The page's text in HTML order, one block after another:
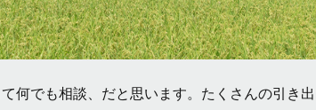
何でも相談、だと思います。たくさんの引き